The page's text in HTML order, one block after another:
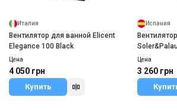
Италия
Вентилятор для ванной Elicent
Elegance 100 Black
Цена
4 050 грн
Купить
Испания
Цена
3 260 грн